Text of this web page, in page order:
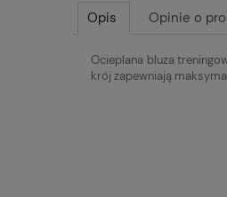
Opis Opinie o
Ocieplana bluza
krój zapewniają